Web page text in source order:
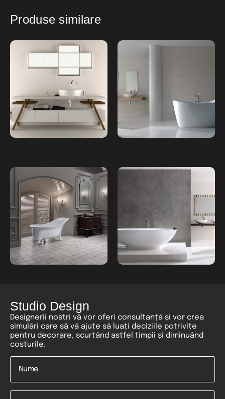
Produse similare
Studio Design
Designerii nostri vă vor oferi consultanță și vor crea
simulări care să vă ajute să luați deciziile potrivite
pentru decorare, scurtând astfel timpii și diminuând
costurile.
Nume
Email